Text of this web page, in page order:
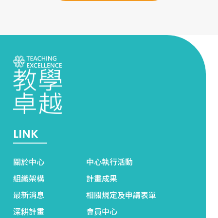
LINK
關於中心
中心執行活動
組織架構
計畫成果
最新消息
相關規定及申請表單
深耕計畫
會員中心